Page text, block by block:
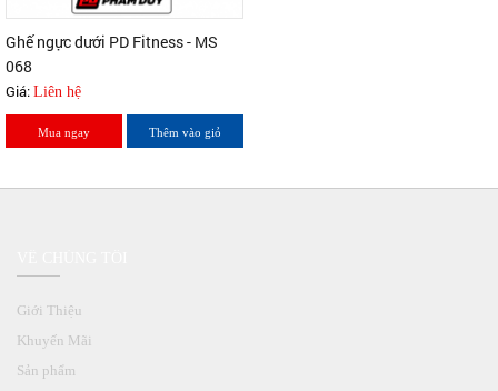
Ghế ngực dưới PD Fitness - MS
068
Giá: Liên hệ
Mua ngay Thêm vào giỏ
Giới Thiệu
Khuyến Mãi
Sản phẩm